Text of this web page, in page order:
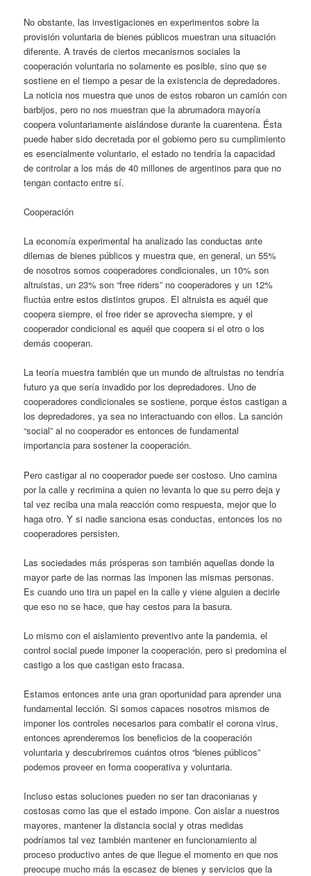
No obstante, las investigaciones en experimentos sobre la
provisión voluntaria de bienes públicos muestran una situación
diferente. A través de ciertos mecanismos sociales la
cooperación voluntaria no solamente es posible, sino que se
sostiene en el tiempo a pesar de la existencia de depredadores.
La noticia nos muestra que unos de estos robaron un camión con
barbijos, pero no nos muestran que la abrumadora mayoría
coopera voluntariamente aislándose durante la cuarentena. Ésta
puede haber sido decretada por el gobierno pero su cumplimiento
es esencialmente voluntario, el estado no tendría la capacidad
de controlar a los más de 40 millones de argentinos para que no
tengan contacto entre sí.
Cooperación
La economía experimental ha analizado las conductas ante
dilemas de bienes públicos y muestra que, en general, un 55%
de nosotros somos cooperadores condicionales, un 10% son
altruistas, un 23% son “free riders” no cooperadores y un 12%
fluctúa entre estos distintos grupos. El altruista es aquél que
coopera siempre, el free rider se aprovecha siempre, y el
cooperador condicional es aquél que coopera si el otro o los
demás cooperan.
La teoría muestra también que un mundo de altruistas no tendría
futuro ya que sería invadido por los depredadores. Uno de
cooperadores condicionales se sostiene, porque éstos castigan a
los depredadores, ya sea no interactuando con ellos. La sanción
“social” al no cooperador es entonces de fundamental
importancia para sostener la cooperación.
Pero castigar al no cooperador puede ser costoso. Uno camina
por la calle y recrimina a quien no levanta lo que su perro deja y
tal vez reciba una mala reacción como respuesta, mejor que lo
haga otro. Y si nadie sanciona esas conductas, entonces los no
cooperadores persisten.
Las sociedades más prósperas son también aquellas donde la
mayor parte de las normas las imponen las mismas personas.
Es cuando uno tira un papel en la calle y viene alguien a decirle
que eso no se hace, que hay cestos para la basura.
Lo mismo con el aislamiento preventivo ante la pandemia, el
control social puede imponer la cooperación, pero si predomina el
castigo a los que castigan esto fracasa.
Estamos entonces ante una gran oportunidad para aprender una
fundamental lección. Si somos capaces nosotros mismos de
imponer los controles necesarios para combatir el corona virus,
entonces aprenderemos los beneficios de la cooperación
voluntaria y descubriremos cuántos otros “bienes públicos”
podemos proveer en forma cooperativa y voluntaria.
Incluso estas soluciones pueden no ser tan draconianas y
costosas como las que el estado impone. Con aislar a nuestros
mayores, mantener la distancia social y otras medidas
podríamos tal vez también mantener en funcionamiento al
proceso productivo antes de que llegue el momento en que nos
preocupe mucho más la escasez de bienes y servicios que la